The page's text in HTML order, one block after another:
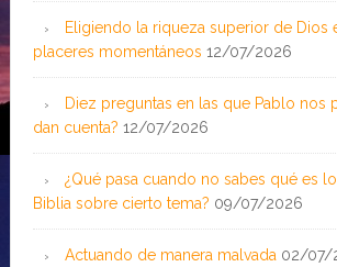
Eligiendo la riqueza superior de Dios
placeres momentáneos 12/07/2026
Diez preguntas en las que Pablo nos
dan cuenta? 12/07/2026
¿Qué pasa cuando no sabes qué es
Biblia sobre cierto tema? 09/07/2026
Actuando de manera malvada 02/07/